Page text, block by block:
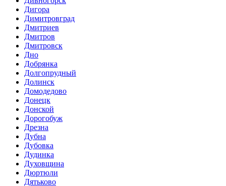
Дигора
Димитровград
Дмитриев
Дмитров
Дмитровск
Дно
Добрянка
Долгопрудный
Долинск
Домодедово
Донецк
Донской
Дорогобуж
Дрезна
Дубна
Дубовка
Дудинка
Духовщина
Дюртюли
Дятьково